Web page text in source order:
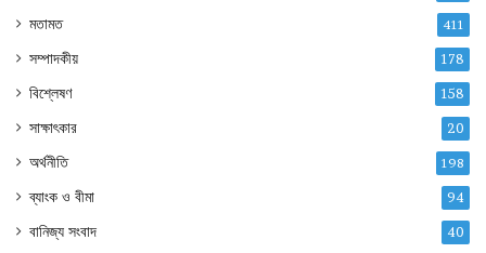
মতামত 411
সম্পাদকীয় 178
বিশ্লেষণ 158
সাক্ষাৎকার 20
অর্থনীতি 198
ব্যাংক ও বীমা 94
বানিজ্য সংবাদ 40